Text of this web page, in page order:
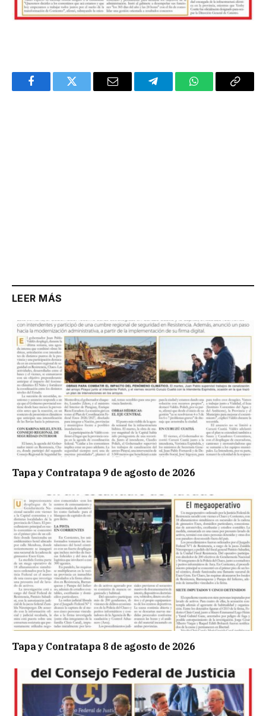
FacebookTwitter Email TelegramWhatsAppCopy
LEER MÁS
Tapa y Contratapa 9 de agosto de 2026
Tapa y Contratapa 8 de agosto de 2026